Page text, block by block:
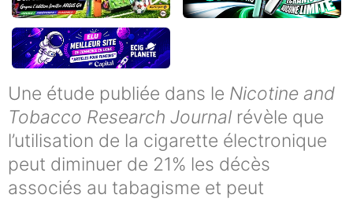
Une étude publiée dans le Nicotine and
Tobacco Research Journal révèle que
l’utilisation de la cigarette électronique
peut diminuer de 21% les décès
associés au tabagisme et peut